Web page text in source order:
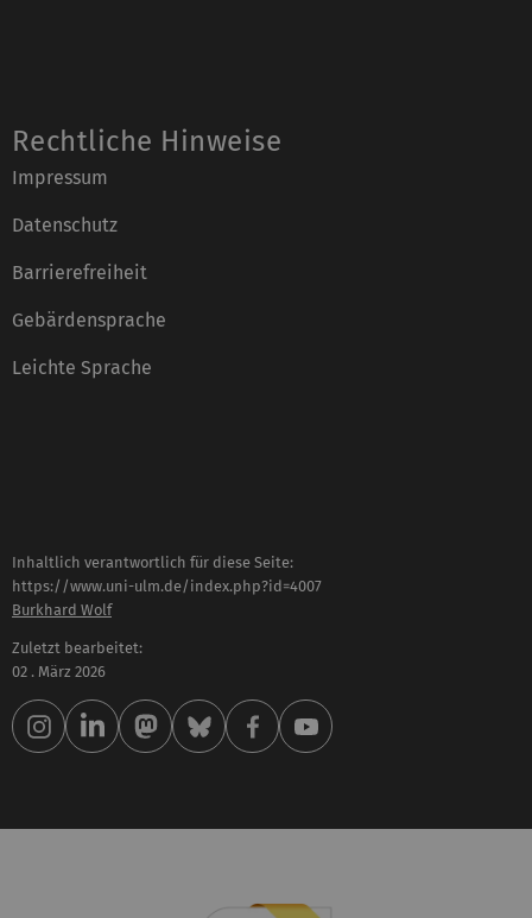
Rechtliche Hinweise
Impressum
Datenschutz
Barrierefreiheit
Gebärdensprache
Leichte Sprache
Inhaltlich verantwortlich für diese Seite:
https://www.uni-ulm.de/index.php?id=4007
Burkhard Wolf
Zuletzt bearbeitet:
02 . März 2026